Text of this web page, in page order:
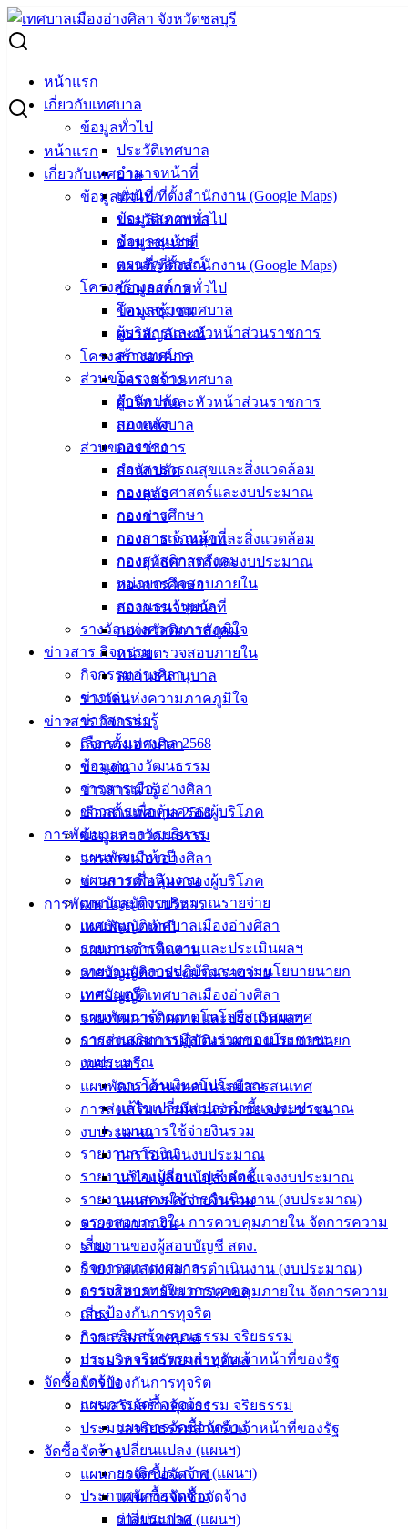
Skip
to
content
หน้าแรก
เกี่ยวกับเทศบาล
ข้อมูลทั่วไป
ประวัติเทศบาล
อำนาจหน้าที่
แผนที่/ที่ตั้งสำนักงาน (Google Maps)
ข้อมูลสภาพทั่วไป
ข้อมูลชุมชน
ตราสัญลักษณ์
โครงสร้างองค์กร
โครงสร้างเทศบาล
ผู้บริหารและหัวหน้าส่วนราชการ
สภาเทศบาล
ส่วนของราชการ
สำนักปลัด
กองคลัง
กองช่าง
กองสาธารณสุขและสิ่งแวดล้อม
กองยุทธศาสตร์และงบประมาณ
กองการศึกษา
กองการเจ้าหน้าที่
กองสวัสดิการสังคม
หน่วยตรวจสอบภายใน
สถานธนานุบาล
รางวัลแห่งความภาคภูมิใจ
ข่าวสาร กิจกรรม
กิจกรรมอ่างศิลา
ข่าวเด่น
ข่าวสารน่ารู้
เลือกตั้งเทศบาล 2568
ข้อมูลทางวัฒนธรรม
วารสารเมืองอ่างศิลา
ข่าวสารเพื่อคุ้มครองผู้บริโภค
การพัฒนาและการบริหาร
แผนพัฒนาห้าปี
แผนการดำเนินงาน
เทศบัญญัติงบประมาณรายจ่าย
เทศบัญญัติเทศบาลเมืองอ่างศิลา
รายงานการติดตามและประเมินผลฯ
รายงานผลการปฏิบัติงานตามนโยบายนายก
เทศมนตรี
แผนพัฒนาด้านเทคโนโลยีสารสนเทศ
การส่งเสริมการมีส่วนร่วมของประชาชน
งบประมาณ
การโอนเงินงบประมาณ
แก้ไขเปลี่ยนแปลงคำชี้แจงงบประมาณ
แผนการใช้จ่ายงินรวม
รายงานการเงิน
รายงานของผู้สอบบัญชี สตง.
รายงานแสดงผลการดำเนินงาน (งบประมาณ)
ตรวจสอบภายใน การควบคุมภายใน จัดการความ
เสี่ยง
กิจการสภาเทศบาล
การบริหารทรัพยากรบุคคล
การป้องกันการทุจริต
การเสริมสร้างคุณธรรม จริยธรรม
ประมวลจริยธรรมสำหรับเจ้าหน้าที่ของรัฐ
จัดซื้อจัดจ้าง
แผนการจัดซื้อจัดจ้าง
แผนการจัดซื้อจัดจ้าง
เปลี่ยนแปลง (แผนฯ)
ยกเลิกประกาศ (แผนฯ)
ประกาศจัดซื้อจัดจ้าง
ร่างประกาศ
หน้าแรก
เกี่ยวกับเทศบาล
ข้อมูลทั่วไป
ประวัติเทศบาล
อำนาจหน้าที่
แผนที่/ที่ตั้งสำนักงาน (Google Maps)
ข้อมูลสภาพทั่วไป
ข้อมูลชุมชน
ตราสัญลักษณ์
โครงสร้างองค์กร
โครงสร้างเทศบาล
ผู้บริหารและหัวหน้าส่วนราชการ
สภาเทศบาล
ส่วนของราชการ
สำนักปลัด
กองคลัง
กองช่าง
กองสาธารณสุขและสิ่งแวดล้อม
กองยุทธศาสตร์และงบประมาณ
กองการศึกษา
กองการเจ้าหน้าที่
กองสวัสดิการสังคม
หน่วยตรวจสอบภายใน
สถานธนานุบาล
รางวัลแห่งความภาคภูมิใจ
ข่าวสาร กิจกรรม
กิจกรรมอ่างศิลา
ข่าวเด่น
ข่าวสารน่ารู้
เลือกตั้งเทศบาล 2568
ข้อมูลทางวัฒนธรรม
วารสารเมืองอ่างศิลา
ข่าวสารเพื่อคุ้มครองผู้บริโภค
การพัฒนาและการบริหาร
แผนพัฒนาห้าปี
แผนการดำเนินงาน
เทศบัญญัติงบประมาณรายจ่าย
เทศบัญญัติเทศบาลเมืองอ่างศิลา
รายงานการติดตามและประเมินผลฯ
รายงานผลการปฏิบัติงานตามนโยบายนายก
เทศมนตรี
แผนพัฒนาด้านเทคโนโลยีสารสนเทศ
การส่งเสริมการมีส่วนร่วมของประชาชน
งบประมาณ
การโอนเงินงบประมาณ
แก้ไขเปลี่ยนแปลงคำชี้แจงงบประมาณ
แผนการใช้จ่ายงินรวม
รายงานการเงิน
รายงานของผู้สอบบัญชี สตง.
รายงานแสดงผลการดำเนินงาน (งบประมาณ)
ตรวจสอบภายใน การควบคุมภายใน จัดการความ
เสี่ยง
กิจการสภาเทศบาล
การบริหารทรัพยากรบุคคล
การป้องกันการทุจริต
การเสริมสร้างคุณธรรม จริยธรรม
ประมวลจริยธรรมสำหรับเจ้าหน้าที่ของรัฐ
จัดซื้อจัดจ้าง
แผนการจัดซื้อจัดจ้าง
แผนการจัดซื้อจัดจ้าง
เปลี่ยนแปลง (แผนฯ)
Search
กองช่าง
กองช่าง
นายวุฒิศักดิ์ สุริโย
ผู้อำนวยการกองช่าง
หัวหน้าฝ่ายแบบแผนและก่อสร้าง
นายพงศกร มะลิซ้อน
หัวหน้าฝ่ายการโยธา
มีหน้าที่ความรับผิดชอบเกี่ยวกับ งานสำรวจ งานออกแบบและ
เขียนแบบ งานประมาณราคา งานจัดทำราคากลาง งานจัดทำ
ข้อมูลทางด้านวิศวกรรมต่างๆ งานจัดเก็บและทดสอบ
คุณภาพวัสดุ งานจัดทำทะเบียนประวัติโครงสร้างพื้นฐาน
อาคาร สะพาน คลอง แหล่งน้ำ งานติดตั้งซ่อมบำรุงระบบไฟส่อง
สว่างและไฟสัญญาจราจร งานปรับปรุงภูมิทัศน์ งานผังเมือง
ตามพระราชบัญญัติการผังเมือง งานการควบคุมอาคารตาม
ระเบียบกฎหมาย งานตรวจสอบการก่อสร้าง งานจัดทำแผน
ปฏิบัติงานการก่อสร้าง และซ่อมบำรุงประจำปี
งานควบคุมการก่อสร้างและซ่อมบำรุง งานจัดทำประวัติติดตาม
ควบคุมการปฏิบัติงานเครื่องจักรกล งานจัดทำทะเบียน
ประวัติการใช้เครื่องจักรกลและยานพาหนะ งานแผนการบำรุง
รักษาเครื่องจักรกลและยานพาหนะ งานเกี่ยวกับการประปา งาน
เกี่ยวกับการช่างสุขาภิบาล งานช่วยเหลือสนับสนุนเครื่องจักรกล